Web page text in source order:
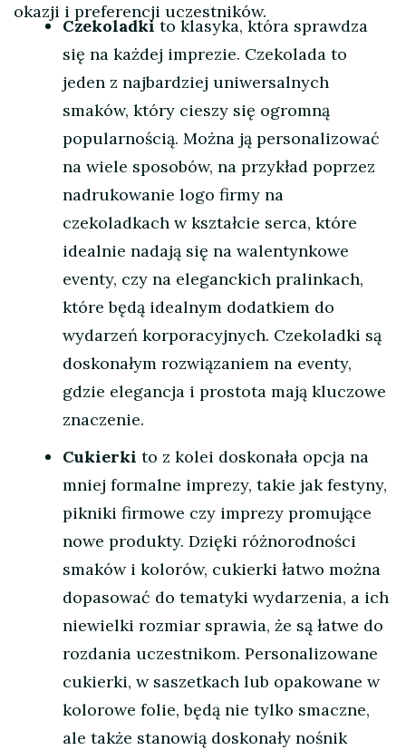
okazji i preferencji uczestników.
Czekoladki to klasyka, która sprawdza
się na każdej imprezie. Czekolada to
jeden z najbardziej uniwersalnych
smaków, który cieszy się ogromną
popularnością. Można ją personalizować
na wiele sposobów, na przykład poprzez
nadrukowanie logo firmy na
czekoladkach w kształcie serca, które
idealnie nadają się na walentynkowe
eventy, czy na eleganckich pralinkach,
które będą idealnym dodatkiem do
wydarzeń korporacyjnych. Czekoladki są
doskonałym rozwiązaniem na eventy,
gdzie elegancja i prostota mają kluczowe
znaczenie.
Cukierki to z kolei doskonała opcja na
mniej formalne imprezy, takie jak festyny,
pikniki firmowe czy imprezy promujące
nowe produkty. Dzięki różnorodności
smaków i kolorów, cukierki łatwo można
dopasować do tematyki wydarzenia, a ich
niewielki rozmiar sprawia, że są łatwe do
rozdania uczestnikom. Personalizowane
cukierki, w saszetkach lub opakowane w
kolorowe folie, będą nie tylko smaczne,
ale także stanowią doskonały nośnik